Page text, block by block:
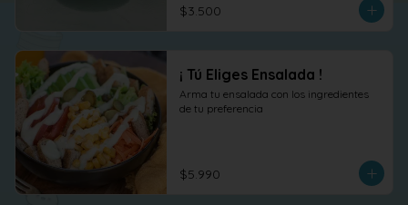
$3.500
¡ Tú Eliges Ensalada !
Arma tu ensalada con los ingredientes
de tu preferencia
$5.990